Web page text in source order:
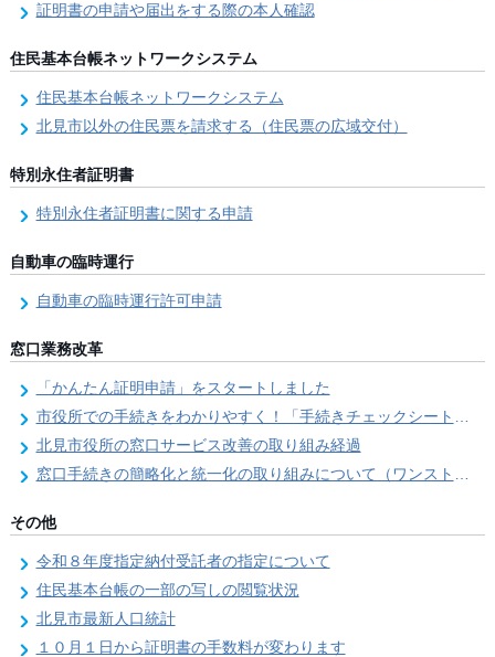
証明書の申請や届出をする際の本人確認
住民基本台帳ネットワークシステム
住民基本台帳ネットワークシステム
北見市以外の住民票を請求する（住民票の広域交付）
特別永住者証明書
特別永住者証明書に関する申請
自動車の臨時運行
自動車の臨時運行許可申請
窓口業務改革
「かんたん証明申請」をスタートしました
市役所での手続きをわかりやすく！「手続きチェックシート」を導入しました
北見市役所の窓口サービス改善の取り組み経過
窓口手続きの簡略化と統一化の取り組みについて（ワンストップサービス推進事業）
その他
令和８年度指定納付受託者の指定について
住民基本台帳の一部の写しの閲覧状況
北見市最新人口統計
１０月１日から証明書の手数料が変わります